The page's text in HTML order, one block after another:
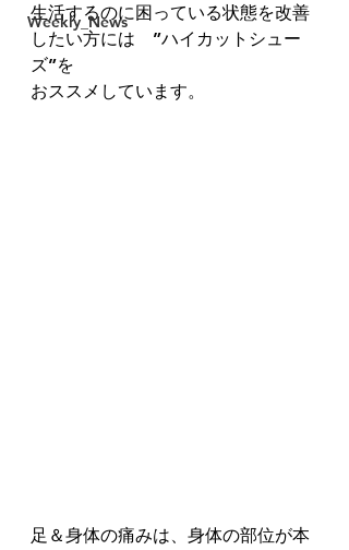
Weekly_News
生活するのに困っている状態を改善
したい方には　”ハイカットシュー
ズ”を
おススメしています。
足＆身体の痛みは、身体の部位が本